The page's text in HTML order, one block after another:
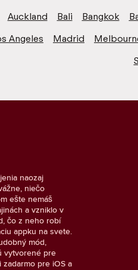
Auckland Bali Bangkok
Angeles Madrid
naozaj
niečo
ešte nemáš
a vzniklo v
čo z neho robí
appku na svete.
mód,
vytvorené pre
zadarmo pre iOS a